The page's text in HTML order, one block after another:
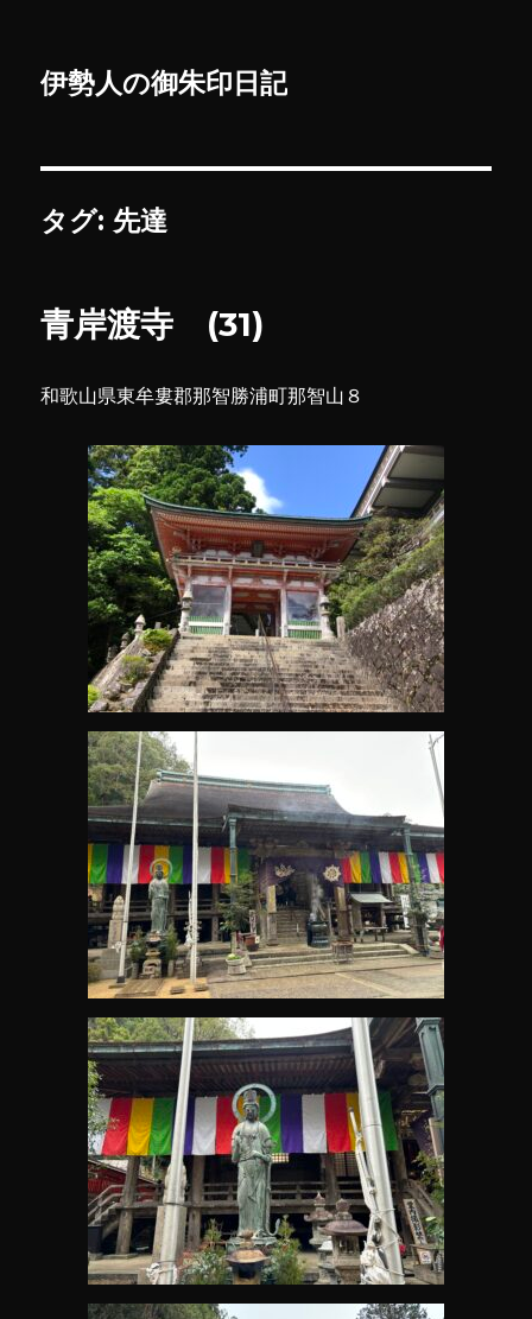
伊勢人の御朱印日記
タグ: 先達
青岸渡寺 (31)
和歌山県東牟婁郡那智勝浦町那智山８